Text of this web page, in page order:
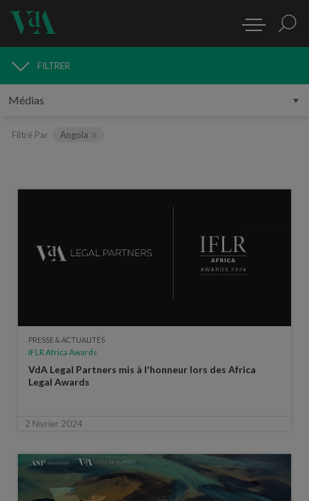
MÉDIAS
FILTRER
Filtré Par Angola
PRESSE & ACTUALITÉS
IFLR Africa Awards
VdA Legal Partners mis à l'honneur lors des Africa
Legal Awards
2 février 2024